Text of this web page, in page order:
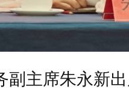
副主席朱永新